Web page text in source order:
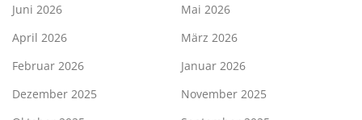
Juni 2026
Mai 2026
April 2026
März 2026
Februar 2026
Januar 2026
Dezember 2025
November 2025